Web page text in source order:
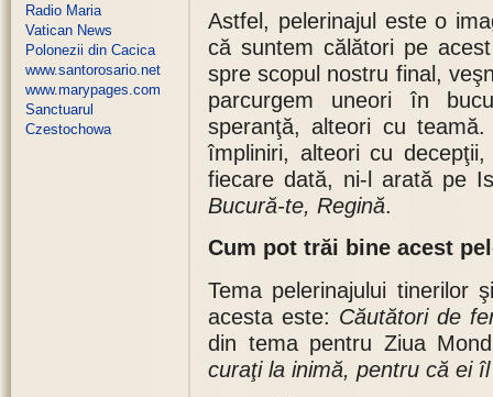
Radio Maria
Vatican News
Polonezii din Cacica
www.santorosario.net
www.marypages.com
Sanctuarul
Czestochowa
Astfel, pelerinajul este o
că suntem călători pe
spre scopul nostru final,
parcurgem uneori în
speranţă, alteori cu
împliniri, alteori cu
fiecare dată, ni-l arată pe
Bucură-te, Regină.
Cum pot trăi bine acest
Tema pelerinajului tinerilor
acesta este: Căutători de
din tema pentru Ziua
curaţi la inimă, pentru că ei